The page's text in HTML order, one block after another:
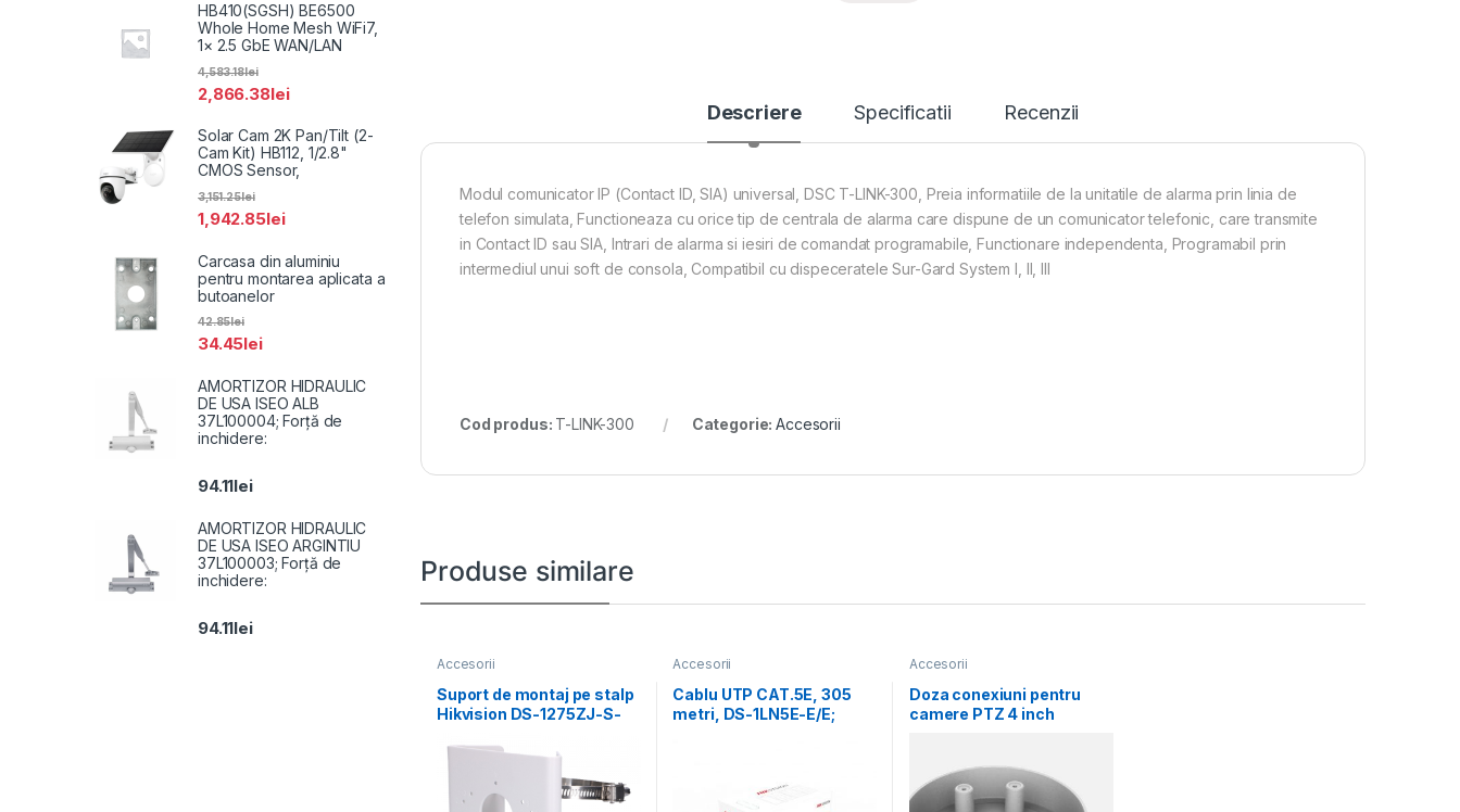
Descriere Specificatii Recenzii
Modul comunicator IP (Contact ID, SIA) universal, DSC T-LINK-300, Preia informatiile de la unitatile de alarma prin linia de
telefon simulata, Functioneaza cu orice tip de centrala de alarma care dispune de un comunicator telefonic, care transmite
in Contact ID sau SIA, Intrari de alarma si iesiri de comandat programabile, Functionare independenta, Programabil prin
intermediul unui soft de consola, Compatibil cu dispeceratele Sur-Gard System I, II, III
Cod produs: T-LINK-300 Categorie:Accesorii
Produse similare
Accesorii
Suport de montaj pe stalp
Hikvision DS-1275ZJ-S-
Accesorii
Cablu UTP CAT.5E, 305
metri, DS-1LN5E-E/E;
Accesorii
Doza conexiuni pentru
camere PTZ 4 inch
HB410(SGSH) BE6500
Whole Home Mesh WiFi7,
1× 2.5 GbE WAN/LAN
2,866.38lei
4,583.18lei
Solar Cam 2K Pan/Tilt (2-
Cam Kit) HB112, 1/2.8"
CMOS Sensor,
1,942.85lei
3,151.25lei
Carcasa din aluminiu
pentru montarea aplicata a
butoanelor
34.45lei
42.85lei
AMORTIZOR HIDRAULIC
DE USA ISEO ALB
37L100004; Forță de
inchidere:
94.11lei
AMORTIZOR HIDRAULIC
DE USA ISEO ARGINTIU
37L100003; Forță de
inchidere:
94.11lei